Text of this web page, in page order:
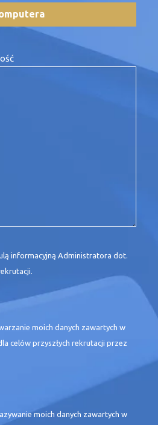
informacyjną Administratora dot.
moich danych zawartych w
celów przyszłych rekrutacji przez
moich danych zawartych w